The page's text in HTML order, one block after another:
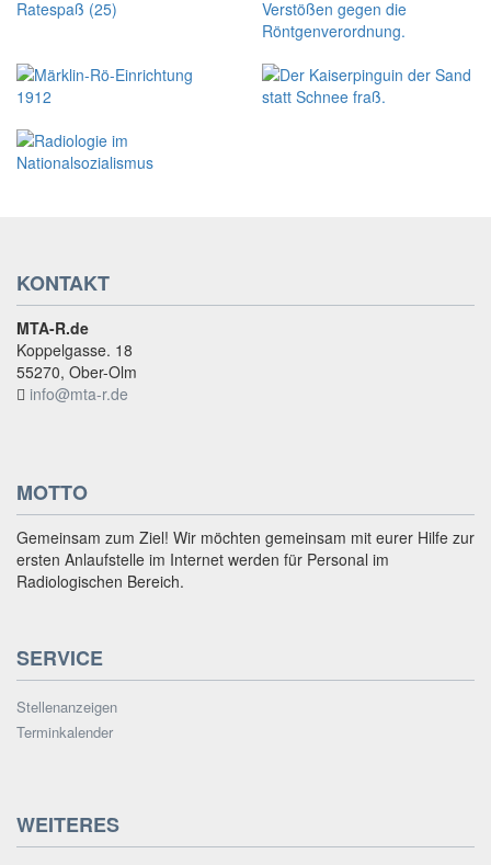
KONTAKT
MTA-R.de
Koppelgasse. 18
55270, Ober-Olm
info@mta-r.de
MOTTO
Gemeinsam zum Ziel! Wir möchten gemeinsam mit eurer Hilfe zur
ersten Anlaufstelle im Internet werden für Personal im
Radiologischen Bereich.
SERVICE
Stellenanzeigen
Terminkalender
WEITERES